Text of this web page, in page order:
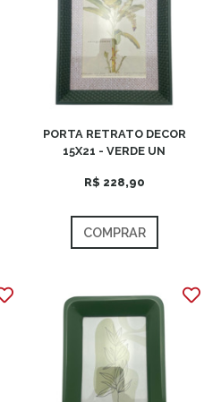
PORTA RETRATO DECOR
15X21 - VERDE UN
R$ 228,90
COMPRAR